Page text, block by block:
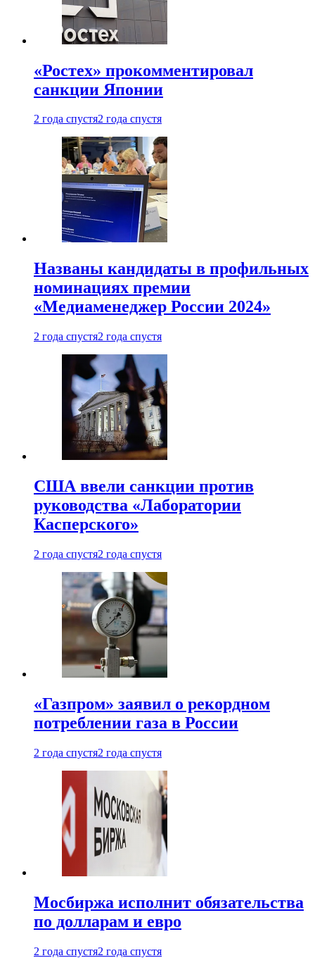
«Ростех» прокомментировал
санкции Японии
2 года спустя2 года спустя
Названы кандидаты в профильных
номинациях премии
«Медиаменеджер России 2024»
2 года спустя2 года спустя
США ввели санкции против
руководства «Лаборатории
Касперского»
2 года спустя2 года спустя
«Газпром» заявил о рекордном
потреблении газа в России
2 года спустя2 года спустя
Мосбиржа исполнит обязательства
по долларам и евро
2 года спустя2 года спустя